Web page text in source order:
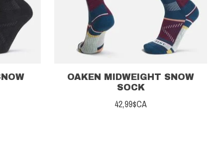
OAKEN MIDWEIGHT SNOW
SOCK
42,99$CA